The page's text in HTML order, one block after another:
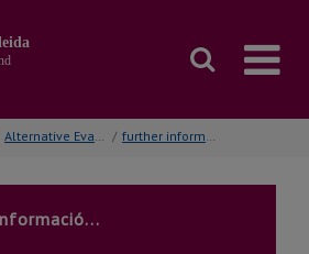
Alternative Evaluation / further information